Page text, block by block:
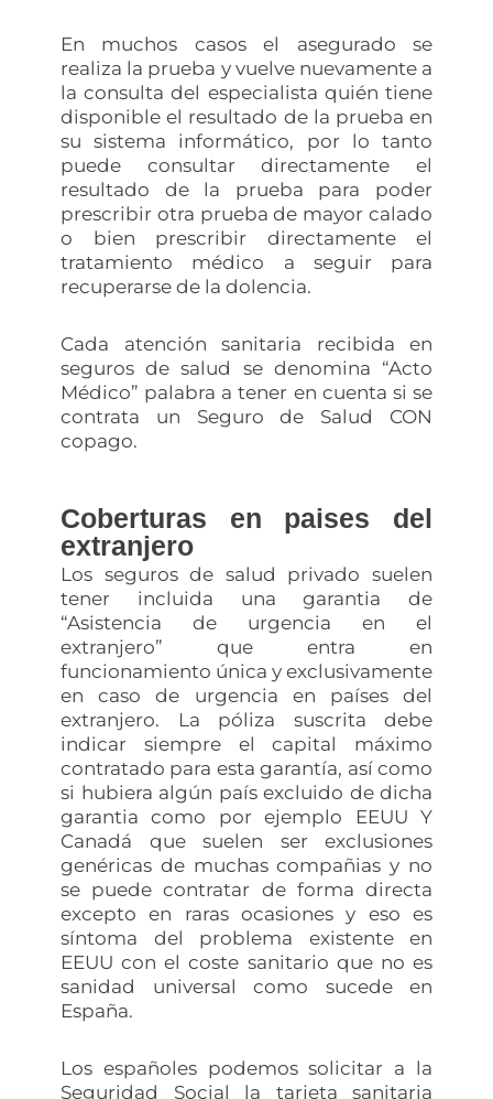
En muchos casos el asegurado se
realiza la prueba y vuelve nuevamente a
la consulta del especialista quién tiene
disponible el resultado de la prueba en
su sistema informático, por lo tanto
puede consultar directamente el
resultado de la prueba para poder
prescribir otra prueba de mayor calado
o bien prescribir directamente el
tratamiento médico a seguir para
recuperarse de la dolencia.
Cada atención sanitaria recibida en
seguros de salud se denomina “Acto
Médico” palabra a tener en cuenta si se
contrata un Seguro de Salud CON
copago.
Coberturas en paises del
extranjero
Los seguros de salud privado suelen
tener incluida una garantia de
“Asistencia de urgencia en el
extranjero” que entra en
funcionamiento única y exclusivamente
en caso de urgencia en países del
extranjero. La póliza suscrita debe
indicar siempre el capital máximo
contratado para esta garantía, así como
si hubiera algún país excluido de dicha
garantia como por ejemplo EEUU Y
Canadá que suelen ser exclusiones
genéricas de muchas compañias y no
se puede contratar de forma directa
excepto en raras ocasiones y eso es
síntoma del problema existente en
EEUU con el coste sanitario que no es
sanidad universal como sucede en
España.
Los españoles podemos solicitar a la
Seguridad Social la tarjeta sanitaria